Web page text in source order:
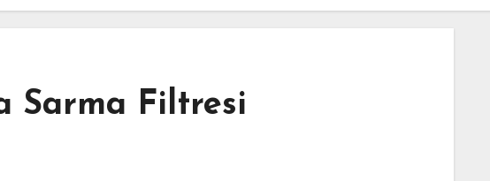
Sarma Filtresi